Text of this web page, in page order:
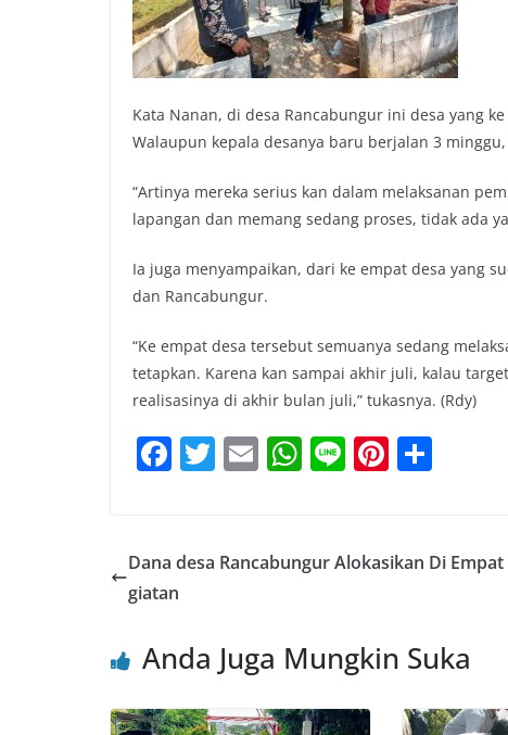
Kata Nanan, di desa Rancabungur ini desa yang
Walaupun kepala desanya baru berjalan 3
“Artinya mereka serius kan dalam melaksanan
lapangan dan memang sedang proses, tidak ada
Ia juga menyampaikan, dari ke empat desa yang
dan Rancabungur.
“Ke empat desa tersebut semuanya sedang
tetapkan. Karena kan sampai akhir juli, kalau
realisasinya di akhir bulan juli,” tukasnya. (Rdy)
F
e
b
o
k
T
er
E
l
W
s
p
Li Pi
e e
Dana desa Rancabungur Alokasikan Di Empat
giatan
Anda Juga Mungkin Suka